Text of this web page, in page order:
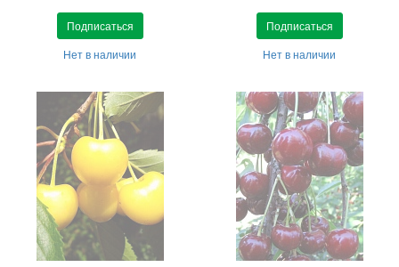
Подписаться
Нет в наличии
Подписаться
Нет в наличии